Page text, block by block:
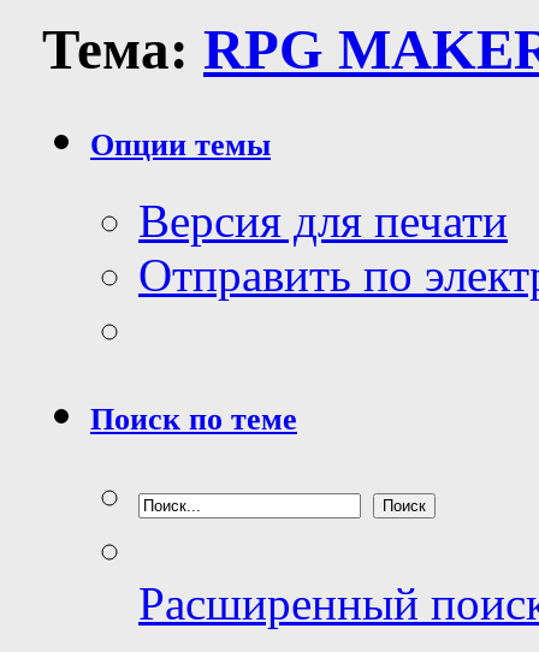
Тема: RPG
Опции темы
Версия для печати
Отправить по
Поиск по теме
Расширенный